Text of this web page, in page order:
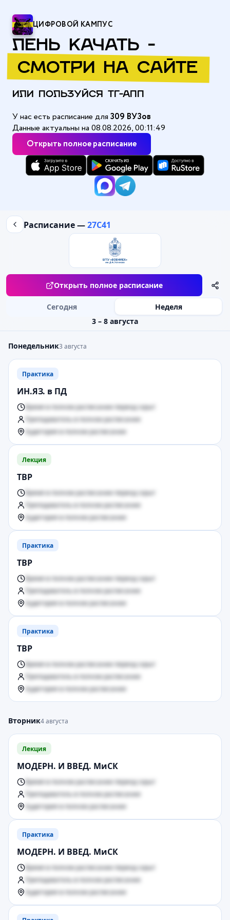
ЦИФРОВОЙ КАМПУС
ЛЕНЬ КАЧАТЬ -
СМОТРИ НА САЙТЕ
ИЛИ ПОЛЬЗУЙСЯ ТГ-АПП
Открыть полное расписание
У нас есть расписание для 309 ВУЗов
Данные актуальны на 08.08.2026, 00:11:49
Главная
Расписание —27С41
Открыть полное расписание
Сегодня
Неделя
3 – 8 августа
Понедельник3 августа
Практика
ИН.ЯЗ. в ПД
Время в полном расписании период скрыт
Преподаватель в полном расписании
Аудитория в полном расписании
Лекция
ТВР
Время в полном расписании период скрыт
Преподаватель в полном расписании
Аудитория в полном расписании
Практика
ТВР
Время в полном расписании период скрыт
Преподаватель в полном расписании
Аудитория в полном расписании
Практика
ТВР
Время в полном расписании период скрыт
Преподаватель в полном расписании
Аудитория в полном расписании
Вторник4 августа
Лекция
МОДЕРН. И ВВЕД. МиСК
Время в полном расписании период скрыт
Преподаватель в полном расписании
Аудитория в полном расписании
Практика
МОДЕРН. И ВВЕД. МиСК
Время в полном расписании период скрыт
Преподаватель в полном расписании
Аудитория в полном расписании